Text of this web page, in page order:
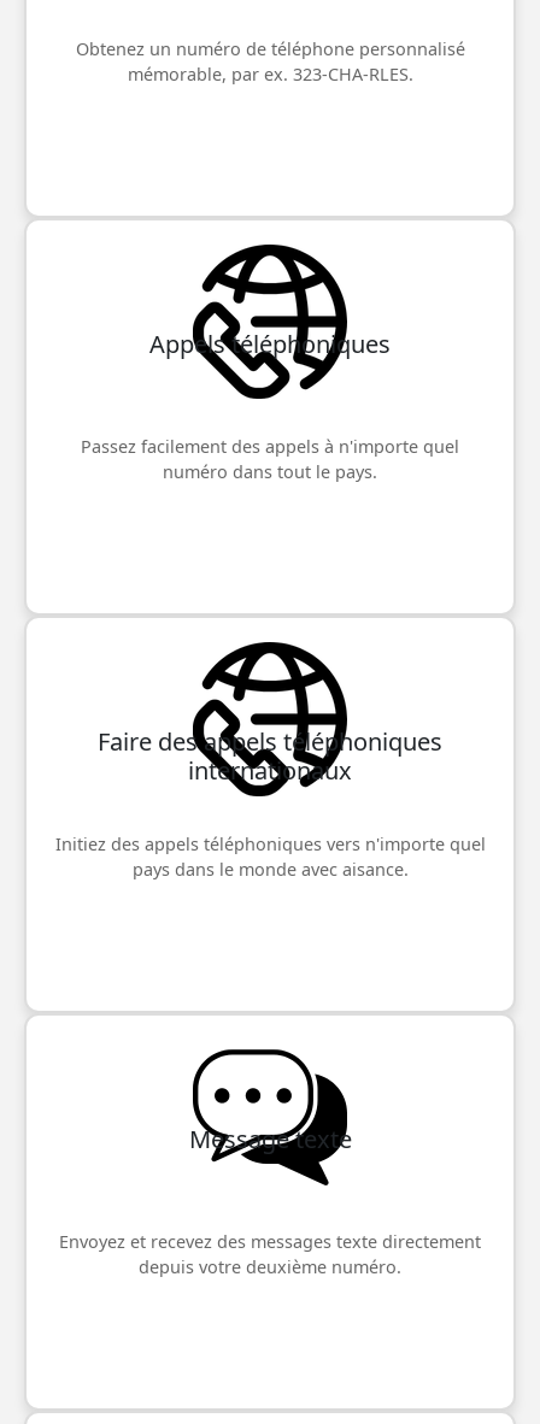
Obtenez un numéro de téléphone personnalisé
mémorable, par ex. 323-CHA-RLES.
Appels téléphoniques
Passez facilement des appels à n'importe quel
numéro dans tout le pays.
Faire des appels téléphoniques
internationaux
Initiez des appels téléphoniques vers n'importe quel
pays dans le monde avec aisance.
Message texte
Envoyez et recevez des messages texte directement
depuis votre deuxième numéro.